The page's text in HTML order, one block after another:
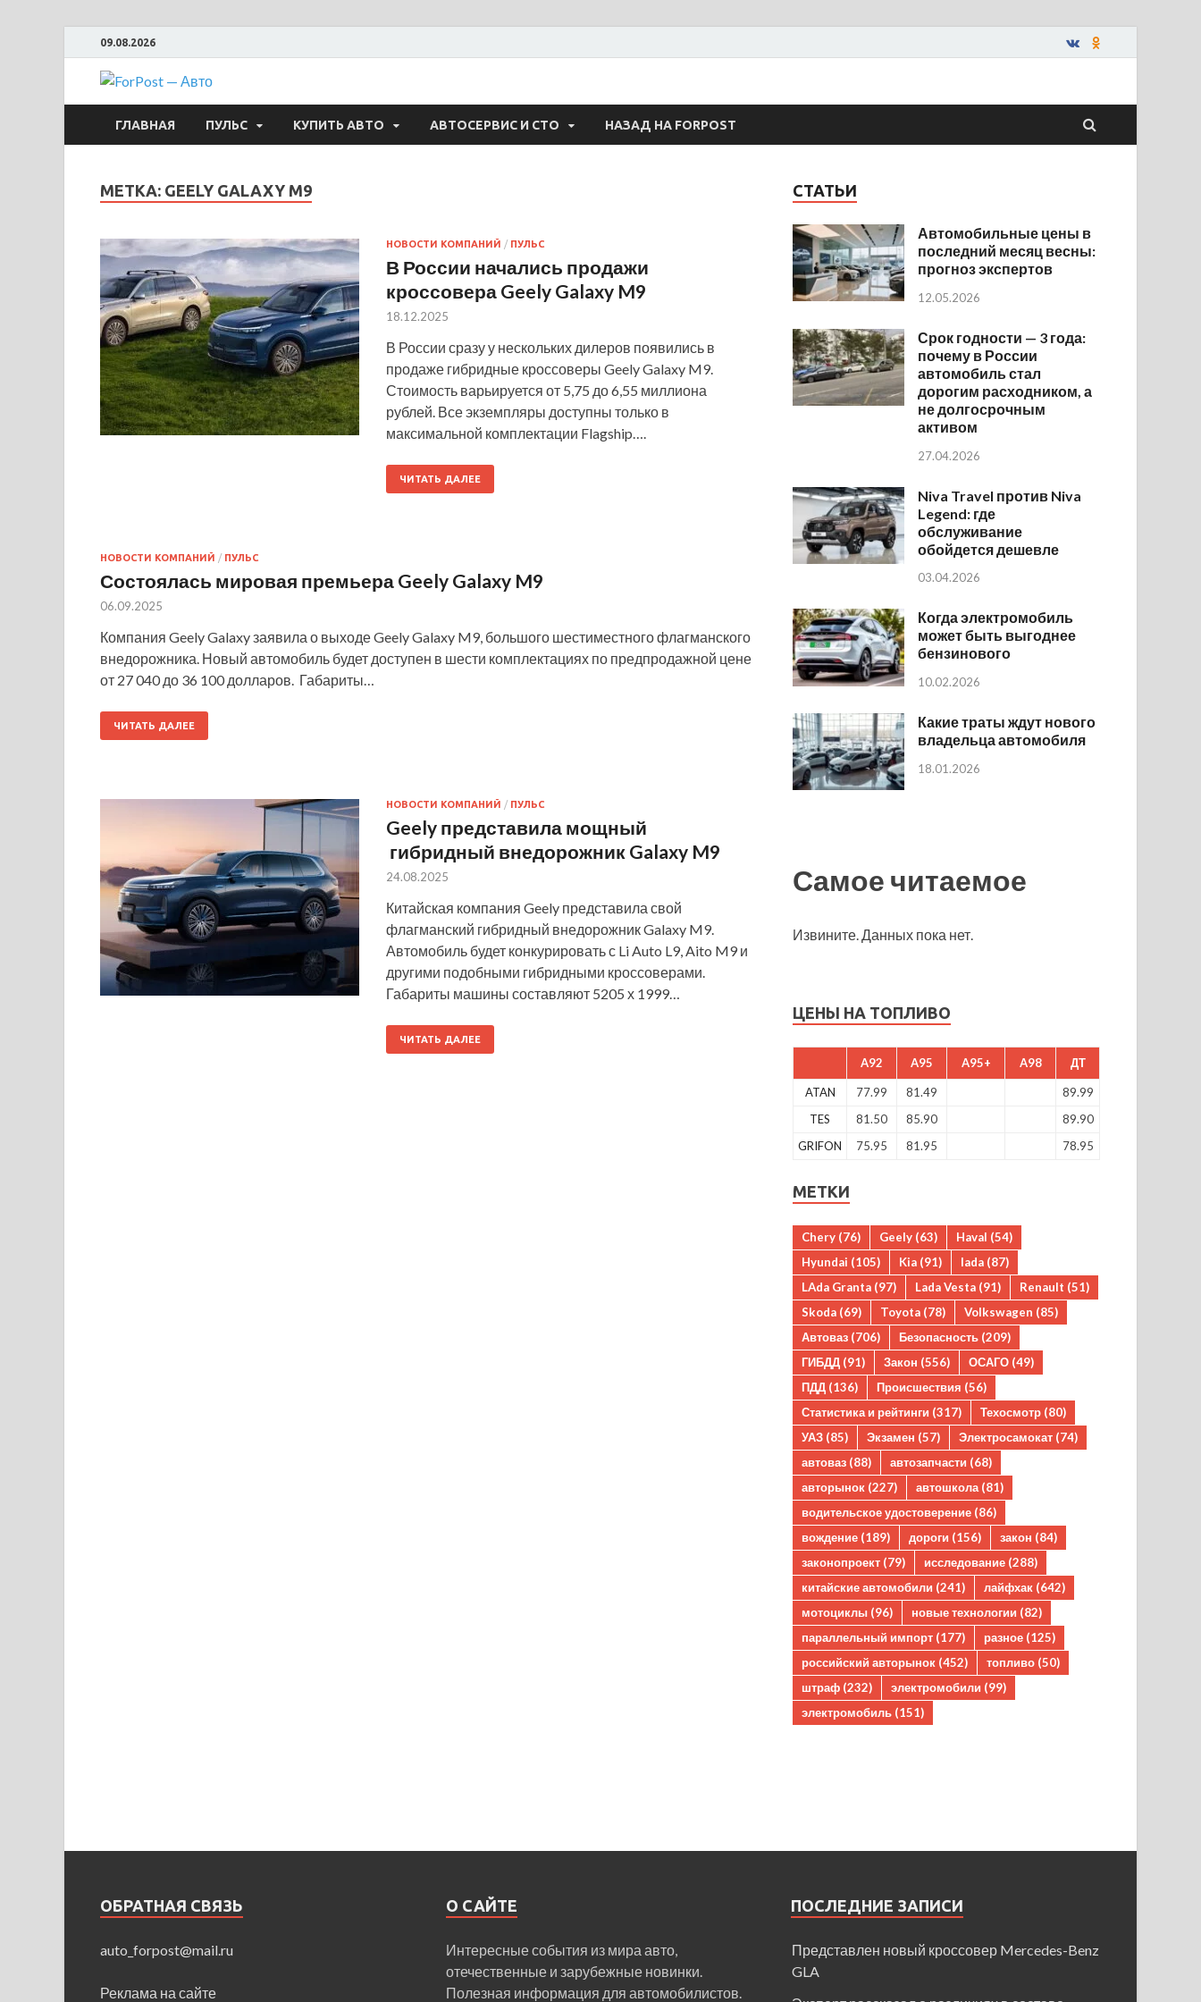
09.08.2026
ForPost — Авто
ГЛАВНАЯ ПУЛЬС КУПИТЬ АВТО АВТОСЕРВИС И СТО НАЗАД НА FORPOST
МЕТКА: GEELY GALAXY M9
НОВОСТИ КОМПАНИЙ / ПУЛЬС
В России начались продажи
кроссовера Geely Galaxy M9
18.12.2025
В России сразу у нескольких дилеров появились в
продаже гибридные кроссоверы Geely Galaxy M9.
Стоимость варьируется от 5,75 до 6,55 миллиона
рублей. Все экземпляры доступны только в
максимальной комплектации Flagship….
ЧИТАТЬ ДАЛЕЕ
НОВОСТИ КОМПАНИЙ / ПУЛЬС
Состоялась мировая премьера Geely Galaxy M9
06.09.2025
Компания Geely Galaxy заявила о выходе Geely Galaxy M9, большого шестиместного флагманского
внедорожника. Новый автомобиль будет доступен в шести комплектациях по предпродажной цене
от 27 040 до 36 100 долларов. Габариты…
ЧИТАТЬ ДАЛЕЕ
НОВОСТИ КОМПАНИЙ / ПУЛЬС
Geely представила мощный
гибридный внедорожник Galaxy M9
24.08.2025
Китайская компания Geely представила свой
флагманский гибридный внедорожник Galaxy M9.
Автомобиль будет конкурировать с Li Auto L9, Aito M9 и
другими подобными гибридными кроссоверами.
Габариты машины составляют 5205 х 1999…
ЧИТАТЬ ДАЛЕЕ
СТАТЬИ
Автомобильные цены в
последний месяц весны:
прогноз экспертов
12.05.2026
Срок годности — 3 года:
почему в России
автомобиль стал
дорогим расходником, а
не долгосрочным
активом
27.04.2026
Niva Travel против Niva
Legend: где
обслуживание
обойдется дешевле
03.04.2026
Когда электромобиль
может быть выгоднее
бензинового
10.02.2026
Какие траты ждут нового
владельца автомобиля
18.01.2026
Самое читаемое
Извините. Данных пока нет.
ЦЕНЫ НА ТОПЛИВО
A92 A95 A95+ A98 ДТ
ATAN 77.99 81.49
89.99
TES
81.50 85.90
89.90
GRIFON
75.95 81.95 78.95
МЕТКИ
Chery (76) Geely (63) Haval (54)
Hyundai (105) Kia (91) lada (87)
LAda Granta (97) Lada Vesta (91) Renault (51)
Skoda (69) Toyota (78) Volkswagen (85)
Автоваз (706) Безопасность (209)
ГИБДД (91) Закон (556) ОСАГО (49)
ПДД (136) Происшествия (56)
Статистика и рейтинги (317) Техосмотр (80)
УАЗ (85) Экзамен (57) Электросамокат (74)
автоваз (88) автозапчасти (68)
авторынок (227) автошкола (81)
водительское удостоверение (86)
вождение (189) дороги (156) закон (84)
законопроект (79) исследование (288)
китайские автомобили (241) лайфхак (642)
мотоциклы (96) новые технологии (82)
параллельный импорт (177) разное (125)
российский авторынок (452) топливо (50)
штраф (232) электромобили (99)
электромобиль (151)
ОБРАТНАЯ СВЯЗЬ
auto_forpost@mail.ru
Реклама на сайте
О САЙТЕ
Интересные события из мира авто,
отечественные и зарубежные новинки.
Полезная информация для автомобилистов.
ПОСЛЕДНИЕ ЗАПИСИ
Представлен новый кроссовер Mercedes-Benz
GLA